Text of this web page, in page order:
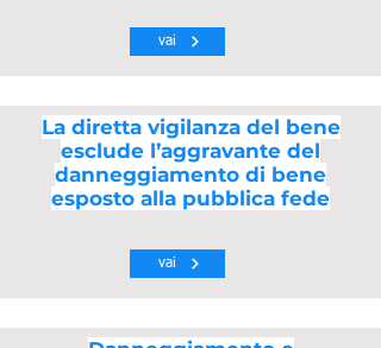
vai
La diretta vigilanza del bene
esclude l’aggravante del
danneggiamento di bene
esposto alla pubblica fede
vai